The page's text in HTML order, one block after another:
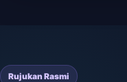
Rujukan Rasmi